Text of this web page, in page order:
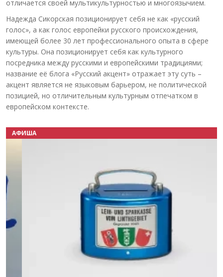
отличается своей мультикультурностью и многоязычием.
Надежда Сикорская позиционирует себя не как «русский
голос», а как голос европейки русского происхождения,
имеющей более 30 лет профессионального опыта в сфере
культуры. Она позиционирует себя как культурного
посредника между русскими и европейскими традициями;
название её блога «Русский акцент» отражает эту суть –
акцент является не языковым барьером, не политической
позицией, но отличительным культурным отпечатком в
европейском контексте.
АФИША